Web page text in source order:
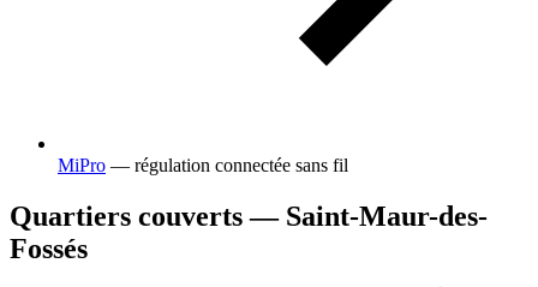
MiPro — régulation connectée sans fil
Quartiers couverts — Saint-Maur-des-
Fossés